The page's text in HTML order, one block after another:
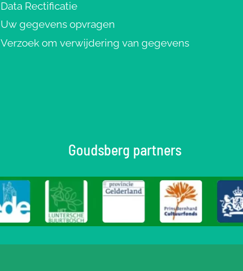
Data Rectificatie
Uw gegevens opvragen
Verzoek om verwijdering van gegevens
Goudsberg partners